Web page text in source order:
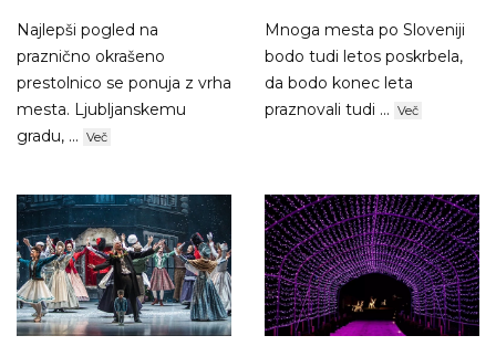
Najlepši pogled na
praznično okrašeno
prestolnico se ponuja z vrha
mesta. Ljubljanskemu
gradu, ... Več
Mnoga mesta po Sloveniji
bodo tudi letos poskrbela,
da bodo konec leta
praznovali tudi ... Več